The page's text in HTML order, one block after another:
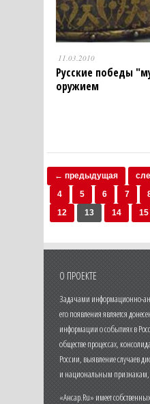
11.03.2010
Русские победы
оружием
← предыдущая
4
5 6 7
12
13 14 15
О ПРОЕКТЕ
Задачами информационно-
его появления является
информации о событиях в
обществе процессах,
России, выявление случаев
и национальным признакам,
«Ансар.Ru» имеет